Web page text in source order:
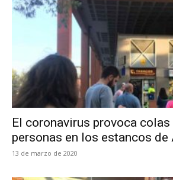
El coronavirus provoca
personas en los estancos de
13 de marzo de 2020